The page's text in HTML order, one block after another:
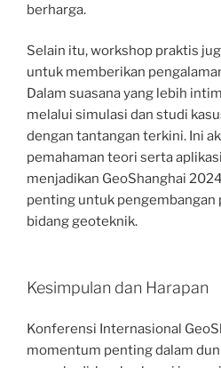
berharga.
Selain itu, workshop praktis
untuk memberikan
Dalam suasana yang lebih
melalui simulasi dan studi
dengan tantangan terkini. Ini
pemahaman teori serta
menjadikan GeoShanghai
penting untuk pengembangan
bidang geoteknik.
Kesimpulan dan Harapan
Konferensi Internasional
momentum penting dalam